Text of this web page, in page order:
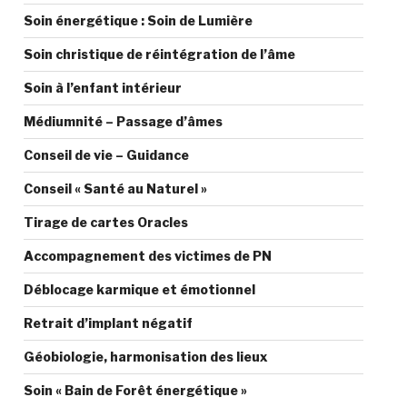
Soin énergétique : Soin de Lumière
Soin christique de réintégration de l’âme
Soin à l’enfant intérieur
Médiumnité – Passage d’âmes
Conseil de vie – Guidance
Conseil « Santé au Naturel »
Tirage de cartes Oracles
Accompagnement des victimes de PN
Déblocage karmique et émotionnel
Retrait d’implant négatif
Géobiologie, harmonisation des lieux
Soin « Bain de Forêt énergétique »